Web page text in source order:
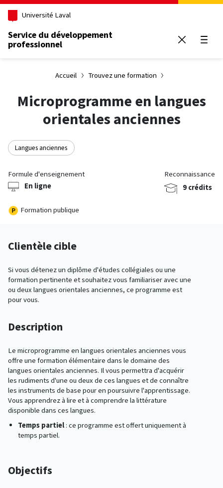
Aller au contenu principal
Université Laval
Service du développement
professionnel
Accueil Trouvez une formation
Microprogramme en langues
orientales anciennes
Langues anciennes
Formule d'enseignement
En ligne
Reconnaissance
9 crédits
Formation publique
Clientèle cible
Si vous détenez un diplôme d'études collégiales ou une
formation pertinente et souhaitez vous familiariser avec une
ou deux langues orientales anciennes, ce programme est
pour vous.
Description
Le microprogramme en langues orientales anciennes vous
offre une formation élémentaire dans le domaine des
langues orientales anciennes. Il vous permettra d'acquérir
les rudiments d'une ou deux de ces langues et de connaître
les instruments de base pour en poursuivre l'apprentissage.
Vous apprendrez à lire et à comprendre la littérature
disponible dans ces langues.
Temps partiel : ce programme est offert uniquement à
temps partiel.
Objectifs